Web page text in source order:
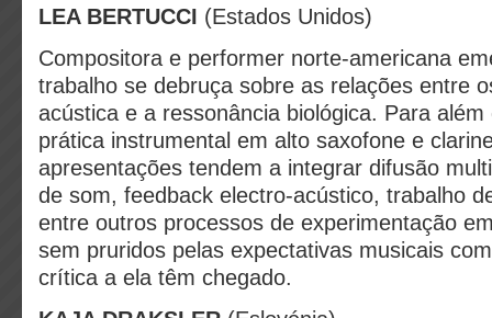
LEA BERTUCCI (Estados Unidos)
Compositora e performer norte-americana
trabalho se debruça sobre as relações entre
acústica e a ressonância biológica. Para
prática instrumental em alto saxofone e
apresentações tendem a integrar difusão
de som, feedback electro-acústico, trabalho
entre outros processos de experimentação
sem pruridos pelas expectativas musicais
crítica a ela têm chegado.